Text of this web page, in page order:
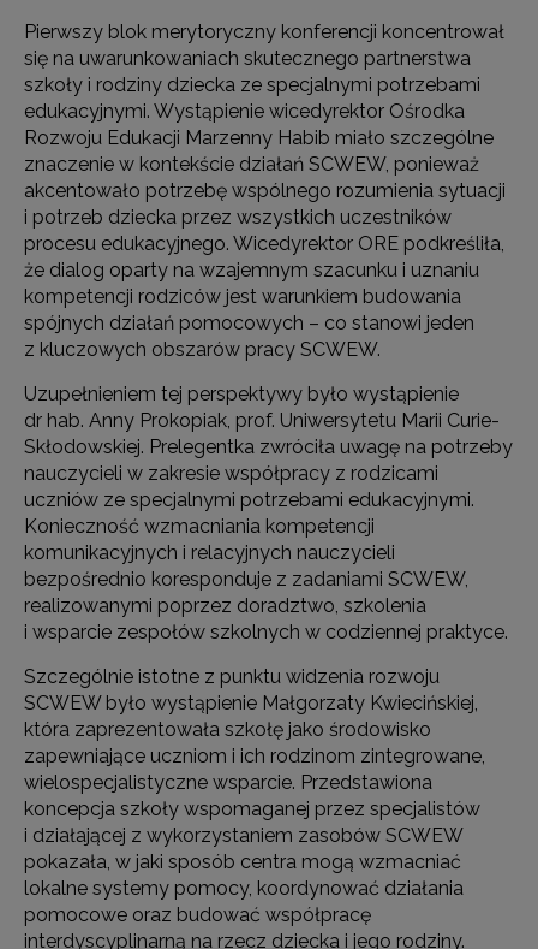
Pierwszy blok merytoryczny konferencji koncentrował
się na uwarunkowaniach skutecznego partnerstwa
szkoły i rodziny dziecka ze specjalnymi potrzebami
edukacyjnymi. Wystąpienie wicedyrektor Ośrodka
Rozwoju Edukacji Marzenny Habib miało szczególne
znaczenie w kontekście działań SCWEW, ponieważ
akcentowało potrzebę wspólnego rozumienia sytuacji
i potrzeb dziecka przez wszystkich uczestników
procesu edukacyjnego. Wicedyrektor ORE podkreśliła,
że dialog oparty na wzajemnym szacunku i uznaniu
kompetencji rodziców jest warunkiem budowania
spójnych działań pomocowych – co stanowi jeden
z kluczowych obszarów pracy SCWEW.
Uzupełnieniem tej perspektywy było wystąpienie
dr hab. Anny Prokopiak, prof. Uniwersytetu Marii Curie-
Skłodowskiej. Prelegentka zwróciła uwagę na potrzeby
nauczycieli w zakresie współpracy z rodzicami
uczniów ze specjalnymi potrzebami edukacyjnymi.
Konieczność wzmacniania kompetencji
komunikacyjnych i relacyjnych nauczycieli
bezpośrednio koresponduje z zadaniami SCWEW,
realizowanymi poprzez doradztwo, szkolenia
i wsparcie zespołów szkolnych w codziennej praktyce.
Szczególnie istotne z punktu widzenia rozwoju
SCWEW było wystąpienie Małgorzaty Kwiecińskiej,
która zaprezentowała szkołę jako środowisko
zapewniające uczniom i ich rodzinom zintegrowane,
wielospecjalistyczne wsparcie. Przedstawiona
koncepcja szkoły wspomaganej przez specjalistów
i działającej z wykorzystaniem zasobów SCWEW
pokazała, w jaki sposób centra mogą wzmacniać
lokalne systemy pomocy, koordynować działania
pomocowe oraz budować współpracę
interdyscyplinarną na rzecz dziecka i jego rodziny.